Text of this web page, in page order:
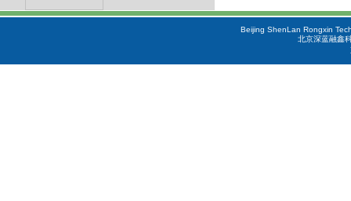
Beijing ShenLan Rongxin
北京深蓝融鑫